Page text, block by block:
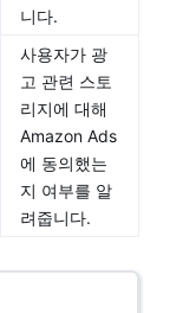
니다.
사용자가 광
고 관련 스토
리지에 대해
Amazon Ads
에 동의했는
지 여부를 알
려줍니다.